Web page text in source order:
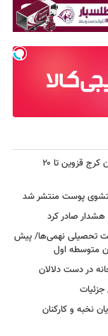
محدودیت تردد در آزادراه تهران کرج قزوین تا ۲۰
پوست منتشر شد
صادر کرد
درصد هدایت تحصیلی نهمی‌ها/ پیش
در دست دلالان
جزئیات
نخبه و کارکنان